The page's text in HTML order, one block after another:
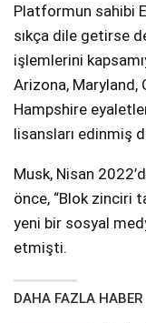
Platformun sahibi
sıkça dile getirse
işlemlerini
Arizona, Maryland,
Hampshire
lisansları edinmiş
Musk, Nisan
önce, “Blok zinciri
yeni bir sosyal
etmişti.
DAHA FAZLA HABER